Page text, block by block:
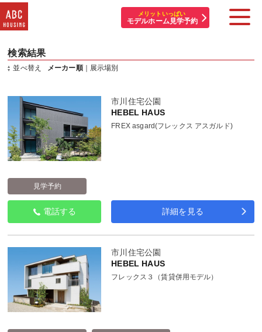
メリットいっぱい
モデルホーム見学予約
住宅展示場・他施設一覧
モデルハウスを探す
はじめての方へ
住まいづくりコラム・動画
アカウント登録
検索結果
並べ替え メーカー順｜ 展示場別
市川住宅公園
HEBEL HAUS
FREX asgard(フレックス アスガルド)
見学予約
電話する 詳細を見る
市川住宅公園
HEBEL HAUS
フレックス３（賃貸併用モデル）